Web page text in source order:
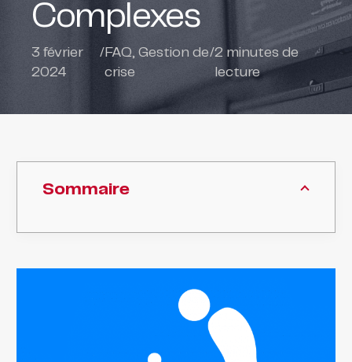
Complexes
3 février
2024
/FAQ,Gestion de
crise
/2minutes de
lecture
Sommaire